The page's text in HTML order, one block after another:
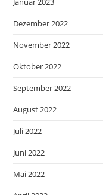
Dezember 2022
November 2022
Oktober 2022
September 2022
August 2022
Juli 2022
Juni 2022
Mai 2022